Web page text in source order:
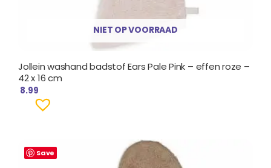
NIET OP VOORRAAD
Jollein washand badstof Ears Pale Pink – effen roze –
42 x 16 cm
8.99
Save